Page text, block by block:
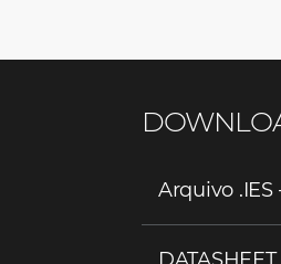
Arquivo .IES